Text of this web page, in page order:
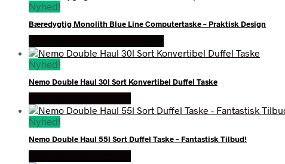
Nyhed!
Bæredygtig Monolith Blue Line Computertaske – Praktisk Design
Nyhed!
Nemo Double Haul 30l Sort Konvertibel Duffel Taske
Nyhed!
Nemo Double Haul 55l Sort Duffel Taske – Fantastisk Tilbud!